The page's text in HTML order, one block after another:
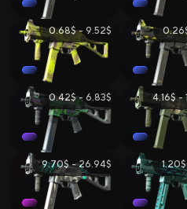
0.68$ - 9.52$
0.42$ - 6.83$ 4.16$ -
9.70$ - 26.94$